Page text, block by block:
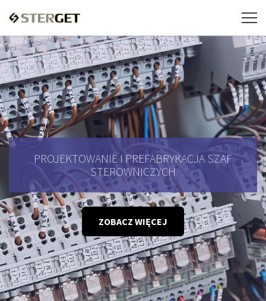
PROJEKTOWANIE I PREFABRYKACJA SZAF
STEROWNICZYCH
ZOBACZ WIĘCEJ